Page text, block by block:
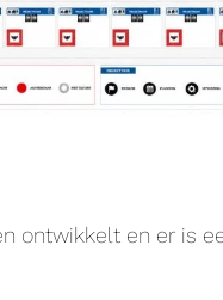
ontwikkelt en er is